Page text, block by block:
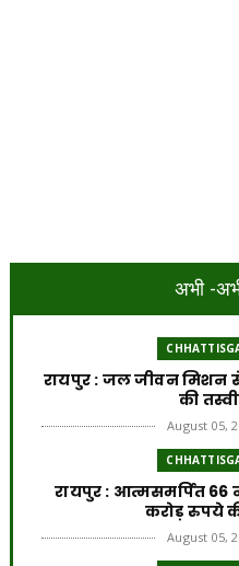
अभी -
रायपुर : जल जीवन मिशन
की
August 05,
रायपुर : आत्मसमर्पित 66
करोड़ रुपये
August 05,